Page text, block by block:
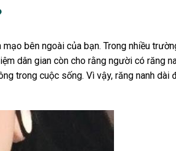
bên ngoài của bạn. Trong nhiều
dân gian còn cho rằng người có răng
trong cuộc sống. Vì vậy, răng nanh dài